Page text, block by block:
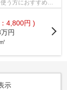
う方におすすめな
4,800円 )
円
示